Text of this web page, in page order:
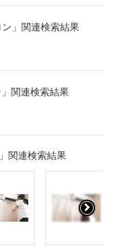
」関連検索結果
関連検索結果
関連検索結果